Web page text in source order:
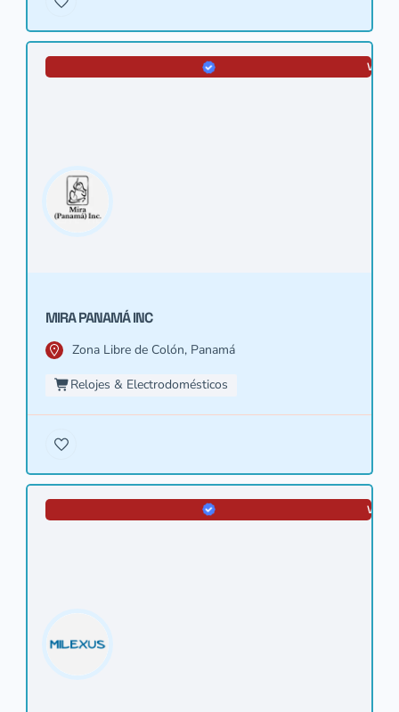
MIRA PANAMÁ INC
Zona Libre de Colón, Panamá
Relojes & Electrodomésticos